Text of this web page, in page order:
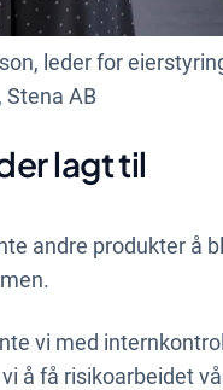
leder for
Stena AB
lagt til
andre produkter å
vi med
å få risikoarbeidet